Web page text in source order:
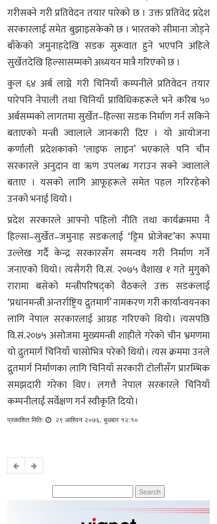
गरीसक्ने गरी प्रतिवेदन तयार पारेको छ । उक्त प्रतिवेद प्रदेश
सरकारलाई समेत बुझाइसकेको छ । भारतको सीमाना जोड्ने
बाँकेको जमुनाहदेखि सडक सुरूवात हुने भएपनि अहिले
सुर्खेतदेखि हिल्सासम्मको अध्ययन मात्रै गरिएको छ ।
कुल ६४ अर्ब लाग्ने गरी चिनियाँ कम्पनीले प्रतिवेदन तयार
पारेपनि नेपाली तथा चिनियाँ प्राविधिकहरूले भने करिब ५०
अर्बसम्मको लागतमा सुर्खेत–हिल्सा सडक निर्माण गर्न सकिने
बताएको मन्त्री ज्वालाले जानकारी दिए । यो आयोजना
कर्णाली प्रदेशकाको ‘लाइफ लाइन’ भएकाले पनि चीन
सरकारले अनुदान वा ऋण उपलब्ध गराउन सक्ने ज्वालाले
बताए । यसको लागि आफूहरूले समेत पहल गरिरहेको
उनको भनाई थियो ।
प्रदेश सरकारले आफ्नो पहिलो नीति तथा कार्यक्रममा नै
हिल्सा–सुर्खेत–जमुनाह सडकलाई ‘ड्रिम प्रोजेक्ट’का रूपमा
उल्लेख गर्दै केन्द्र सरकारसँग समन्वय गरी निर्माण गर्ने
जनाएको थियो । त्यसैगरी वि.सं. २०७५ वैशाख १ गते मुगुको
रारामा बसेको मन्त्रीपरिषद्को वैठकले उक्त सडकलाई
‘प्रधानमन्त्री अन्तर्राष्ट्रिय द्रुतमार्ग’ नामकरण गरी कार्यान्वयनका
लागि नेपाल सरकारलाई आग्रह गरिएको थियो । त्यसपछि
वि.सं.२०७५ असोजमा मुख्यमन्त्री शाहीले गरेको चीन भ्रमणमा
यो द्रुतमार्ग चिनियाँ चासोभित्र परेको थियो । त्यस क्रममा उनले
द्रुतमार्ग निर्माणका लागि चिनियाँ सरकारी टोलीसँग प्रारम्भिक
समझदारी गरेका थिए । लगत्तै नेपाल सरकारले चिनियाँ
कम्पनीलाई सर्वेक्षण गर्न स्वीकृति दियो ।
प्रकाशित मितिः २९ आश्विन २०७६, बुधबार १२:१०
for: